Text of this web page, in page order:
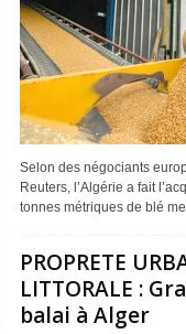
Selon des négociants
Reuters, l’Algérie a fait
tonnes métriques de blé
PROPRETE
LITTORALE :
balai à Alger